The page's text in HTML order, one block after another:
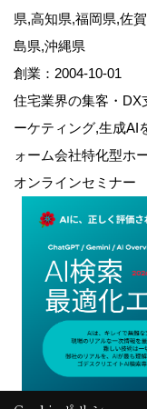
県,高知県,福岡県,佐
島県,沖縄県
創業：2004-10-01
住宅業界の集客・DX
ーケティング,生成AI
ォーム会社特化型ホ
オンラインセミナー